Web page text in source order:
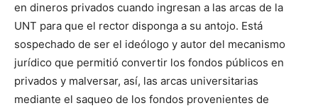
en dineros privados cuando ingresan a las arcas de la
UNT para que el rector disponga a su antojo. Está
sospechado de ser el ideólogo y autor del mecanismo
jurídico que permitió convertir los fondos públicos en
privados y malversar, así, las arcas universitarias
mediante el saqueo de los fondos provenientes de